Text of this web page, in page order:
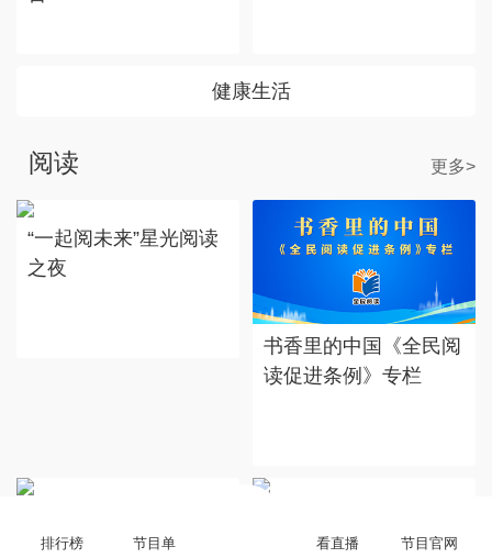
健康生活
阅读 更多>
“一起阅未来”星光阅读
之夜
书香里的中国《全民阅
读促进条例》专栏
排行榜 节目单 看直播 节目官网